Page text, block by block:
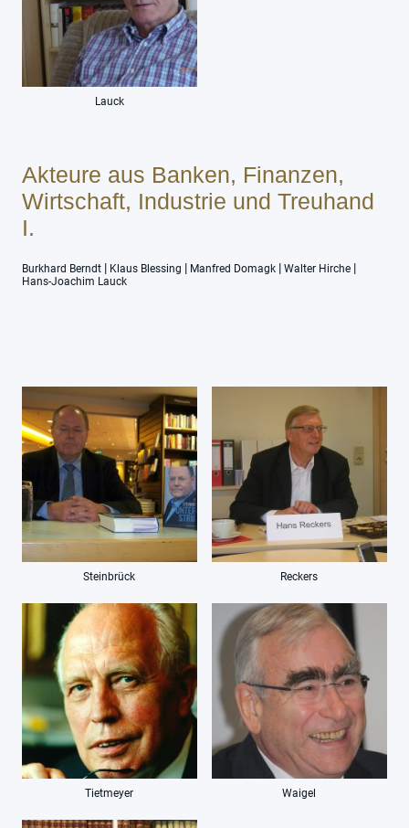
Lauck
Akteure aus Banken, Finanzen,
Wirtschaft, Industrie und Treuhand
I.
Burkhard Berndt | Klaus Blessing | Manfred Domagk | Walter Hirche |
Hans-Joachim Lauck
Steinbrück Reckers
Tietmeyer Waigel